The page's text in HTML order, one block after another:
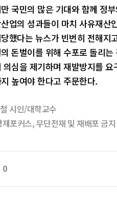
국민의 많은 기대와 함께 정
업의 성과들이 마치 사유재산
했다는 뉴스가 빈번히 전해지
돈벌이를 위해 수포로 돌리
의심을 제기하며 재발방지를
높여야 한다고 주문한다.
시인/대학교수
포커스, 무단전재 및 재배포 금지
0